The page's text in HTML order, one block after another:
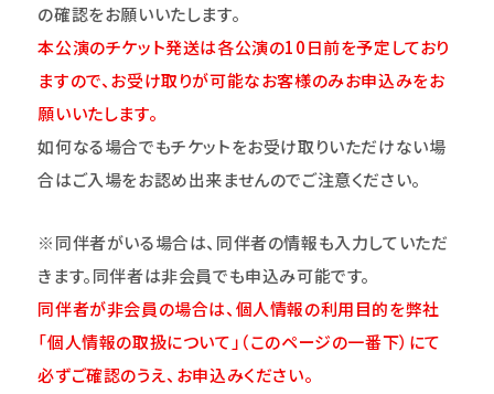
の確認をお願いいたします。
本公演のチケット発送は各公演の10日前を予定しており
ますので、お受け取りが可能なお客様のみお申込みをお
願いいたします。
如何なる場合でもチケットをお受け取りいただけない場
合はご入場をお認め出来ませんのでご注意ください。
※同伴者がいる場合は、同伴者の情報も入力していただ
きます。同伴者は非会員でも申込み可能です。
同伴者が非会員の場合は、個人情報の利用目的を弊社
「個人情報の取扱について」（このページの一番下）にて
必ずご確認のうえ、お申込みください。